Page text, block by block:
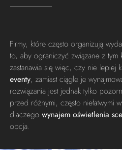
Firmy, które często organizują
to, aby ograniczyć związane z tym
zastanawia się więc, czy nie lepiej
eventy, zamiast ciągle je
rozwiązania jest jednak tylko
przed różnymi, często niełatwymi
dlaczego wynajem oświetlenia
opcja.